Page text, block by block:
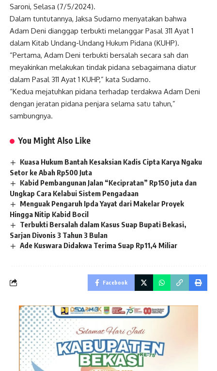
Saroni, Selasa (7/5/2024).
Dalam tuntutannya, Jaksa Sudarno menyatakan bahwa
Adam Deni dianggap terbukti melanggar Pasal 311 Ayat 1
dalam Kitab Undang-Undang Hukum Pidana (KUHP).
“Pertama, Adam Deni terbukti bersalah secara sah dan
meyakinkan melakukan tindak pidana sebagaimana diatur
dalam Pasal 311 Ayat 1 KUHP,” kata Sudarno.
“Kedua mejatuhkan pidana terhadap terdakwa Adam Deni
dengan jeratan pidana penjara selama satu tahun,”
sambungnya.
You Might Also Like
Kuasa Hukum Bantah Kesaksian Kadis Cipta Karya Ngaku
Setor ke Abah Rp500 Juta
Kabid Pembangunan Jalan “Kecipratan” Rp150 juta dan
Ungkap Cara Kelabui Sistem Pengadaan
Menguak Pengaruh Ipda Yayat dari Makelar Proyek
Hingga Nitip Kabid Bocil
Terbukti Bersalah dalam Kasus Suap Bupati Bekasi,
Sarjan Divonis 3 Tahun 3 Bulan
Ade Kuswara Didakwa Terima Suap Rp11,4 Miliar
Facebook